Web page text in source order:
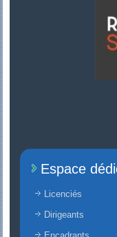
Espace
Licenciés
Dirigeants